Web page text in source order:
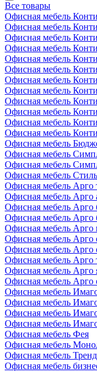
Все товары
Офисная мебель
Офисная мебель
Офисная мебель
Офисная мебель
Офисная мебель
Офисная мебель
Офисная мебель
Офисная мебель
Офисная мебель
Офисная мебель
Офисная мебель
Офисная мебель
Офисная мебель
Офисная мебель
Офисная мебель
Офисная мебель Стиль
Офисная мебель Арго
Офисная мебель Арго
Офисная мебель Арго
Офисная мебель Арго
Офисная мебель Арго
Офисная мебель Арго
Офисная мебель Арго
Офисная мебель
Офисная мебель Арго
Офисная мебель Арго
Офисная мебель
Офисная мебель
Офисная мебель
Офисная мебель
Офисная мебель Фея
Офисная мебель
Офисная мебель Тренд
Офисная мебель